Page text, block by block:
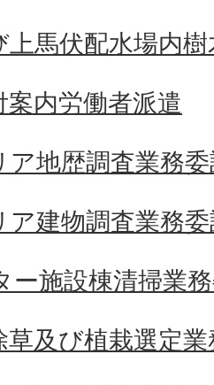
上馬伏配水場内
案内労働者派遣
ア地歴調査業務
ア建物調査業務
ー施設棟清掃業
草及び植栽選定